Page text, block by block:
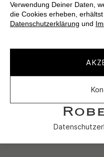
Verwendung Deiner Daten,
die Cookies erheben,
Datenschutzerklärung und